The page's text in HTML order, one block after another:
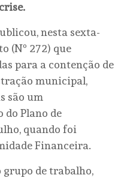
nesta sexta-
(Nº 272) que
para a contenção de
municipal,
são um
do Plano de
quando foi
Financeira.
grupo de trabalho,